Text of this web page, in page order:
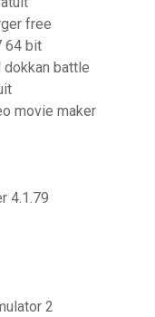
free
64 bit
dokkan battle
movie maker
4.1.79
2